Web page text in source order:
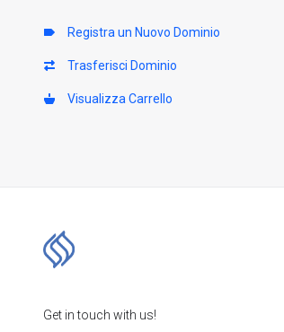
Registra un Nuovo Dominio
Trasferisci Dominio
Visualizza Carrello
Get in touch with us!